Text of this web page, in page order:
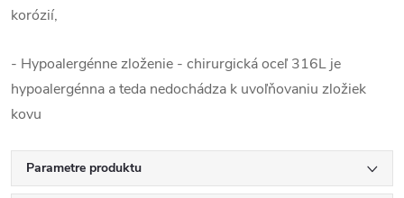
korózií,
- Hypoalergénne zloženie - chirurgická oceľ 316L je
hypoalergénna a teda nedochádza k uvoľňovaniu zložiek
kovu
Parametre produktu